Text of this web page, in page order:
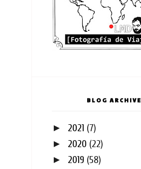
BLOG ARCHIVE
► 2021 (7)
► 2020 (22)
► 2019 (58)